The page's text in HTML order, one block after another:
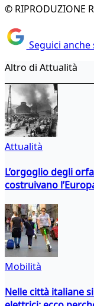
© RIPRODUZIONE
Seguici
Altro di Attualità
Attualità
L’orgoglio degli
costruivano
Mobilità
Nelle città italiane